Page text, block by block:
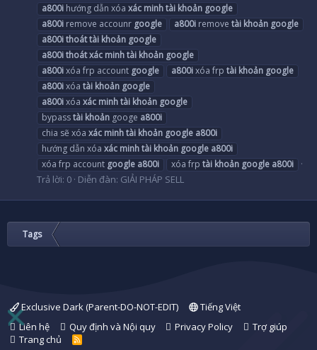
a800i hướng dẫn xóa xác minhtài khoản google
a800i remove accounr google a800i remove tài khoản google
a800ithoáttài khoản google
a800ithoátxác minhtài khoản google
a800ixóa frp account google a800ixóa frp tài khoản google
a800ixóa tài khoản google
a800ixóa xác minhtài khoản google
bypasstài khoản googe a800i
chia sẽ xóa xác minhtài khoản google a800i
hướng dẫn xóa xác minhtài khoản google a800i
xóa frp account google a800i xóa frp tài khoản google a800i
Trả lời: 0 Diễn đàn: GIẢI PHÁP SELL
Tags
Exclusive Dark (Parent-DO-NOT-EDIT)
Tiếng Việt
Liên hệ
Quy định và Nội quy Privacy Policy
Trợ giúp
Trang chủ
R